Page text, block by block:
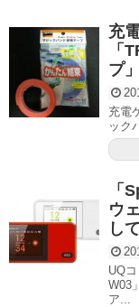
充
「
プ
充電
ック
「
ウ
し
UQ
W03
ア...